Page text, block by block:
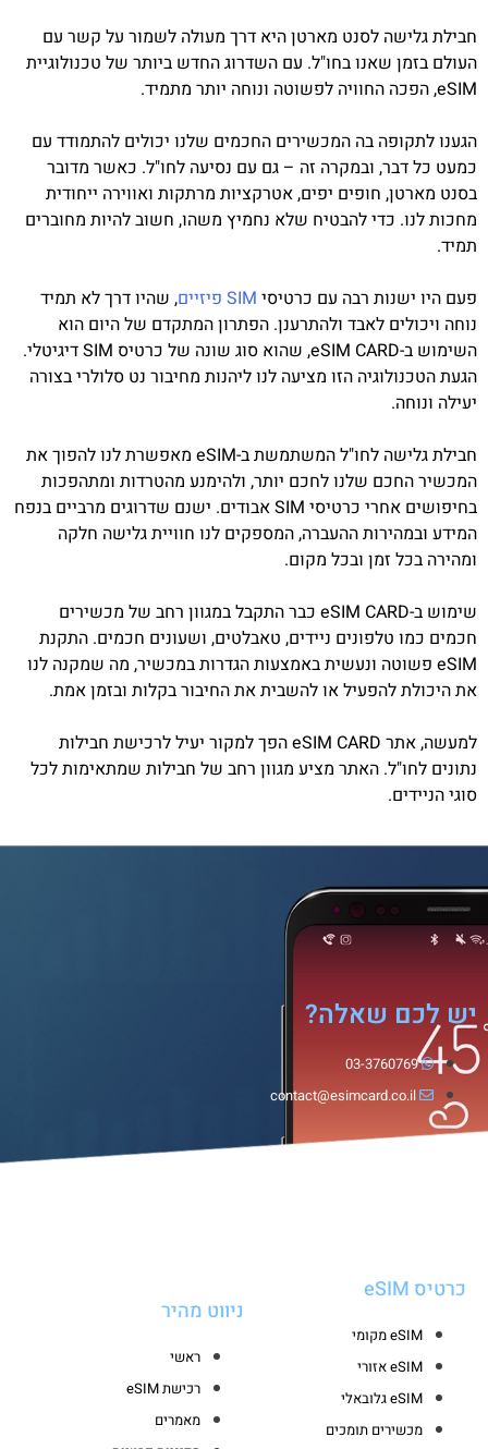
חבילת גלישה לסנט מארטן היא דרך מעולה לשמור על קשר עם
העולם בזמן שאנו בחו"ל. עם השדרוג החדש ביותר של טכנולוגיית
eSIM, הפכה החוויה לפשוטה ונוחה יותר מתמיד.
הגענו לתקופה בה המכשירים החכמים שלנו יכולים להתמודד עם
כמעט כל דבר, ובמקרה זה – גם עם נסיעה לחו"ל. כאשר מדובר
בסנט מארטן, חופים יפים, אטרקציות מרתקות ואווירה ייחודית
מחכות לנו. כדי להבטיח שלא נחמיץ משהו, חשוב להיות מחוברים
תמיד.
פעם היו ישנות רבה עם כרטיסי SIM פיזיים
, שהיו דרך לא תמיד
נוחה ויכולים לאבד ולהתרענן. הפתרון המתקדם של היום הוא
השימוש ב-eSIM CARD, שהוא סוג שונה של כרטיס SIM דיגיטלי.
הגעת הטכנולוגיה הזו מציעה לנו ליהנות מחיבור נט סלולרי בצורה
יעילה ונוחה.
חבילת גלישה לחו"ל המשתמשת ב-eSIM מאפשרת לנו להפוך את
המכשיר החכם שלנו לחכם יותר, ולהימנע מהטרדות ומתהפכות
בחיפושים אחרי כרטיסי SIM אבודים. ישנם שדרוגים מרביים בנפח
המידע ובמהירות ההעברה, המספקים לנו חוויית גלישה חלקה
ומהירה בכל זמן ובכל מקום.
שימוש ב-eSIM CARD כבר התקבל במגוון רחב של מכשירים
חכמים כמו טלפונים ניידים, טאבלטים, ושעונים חכמים. התקנת
eSIM פשוטה ונעשית באמצעות הגדרות במכשיר, מה שמקנה לנו
את היכולת להפעיל או להשבית את החיבור בקלות ובזמן אמת.
למעשה, אתר eSIM CARD הפך למקור יעיל לרכישת חבילות
נתונים לחו"ל. האתר מציע מגוון רחב של חבילות שמתאימות לכל
סוגי הניידים.
יש לכם שאלה?
03-3760769
contact@esimcard.co.il
כרטיס eSIM
eSIM מקומי
eSIM אזורי
eSIM גלובאלי
מכשירים תומכים
ניווט מהיר
ראשי
רכישת eSIM
מאמרים